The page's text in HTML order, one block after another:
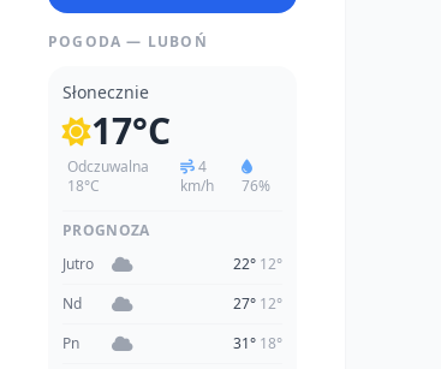
POGODA — LUBOŃ
Słonecznie
17°C
Odczuwalna
18°C
4
km/h
76%
PROGNOZA
Jutro
22° 12°
Nd
27° 12°
Pn
31° 18°